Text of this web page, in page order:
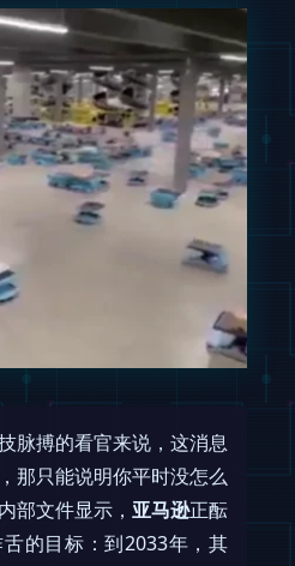
脉搏的看官来说，这消息
那只能说明你平时没怎么
部文件显示， 亚马逊正酝
的目标：到2033年，其